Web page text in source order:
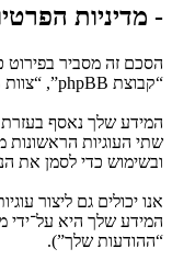
- מדיניות
“קבוצת phpBB”, “צוות phpBB הישראלי”) משתמשים בכל מידע אשר נאסף במשך כל חיבור בשימוש שלך (להלן “המידע שלך”).
ובשימוש כדי לסמן את
המידע שלך היא על־ידי
“ההודעות שלך”).